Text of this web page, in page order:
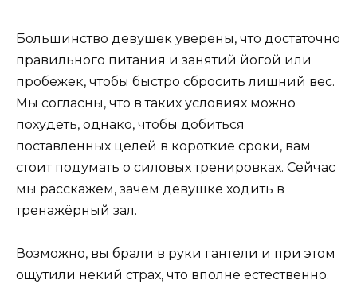
Большинство девушек уверены, что достаточно
правильного питания и занятий йогой или
пробежек, чтобы быстро сбросить лишний вес.
Мы согласны, что в таких условиях можно
похудеть, однако, чтобы добиться
поставленных целей в короткие сроки, вам
стоит подумать о силовых тренировках. Сейчас
мы расскажем, зачем девушке ходить в
тренажёрный зал.
Возможно, вы брали в руки гантели и при этом
ощутили некий страх, что вполне естественно.